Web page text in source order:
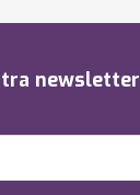
newsletter